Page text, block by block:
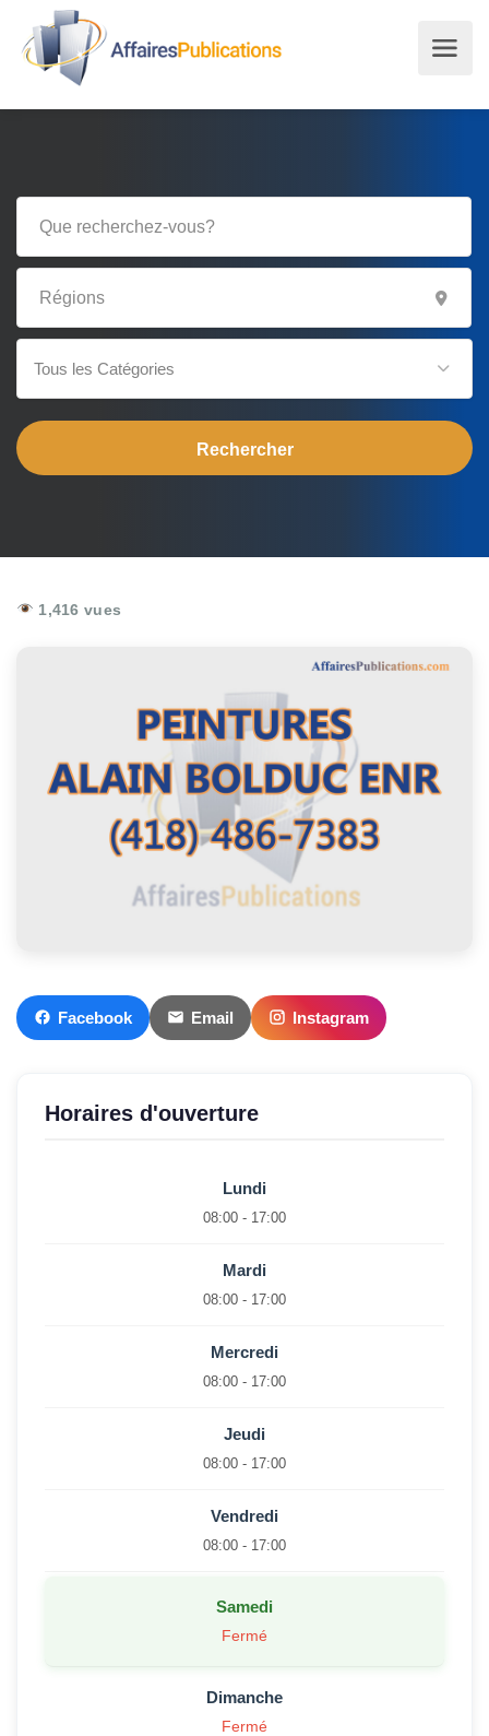
Tous les Catégories
1,416 vues
Facebook Email Instagram
Horaires d'ouverture
Lundi
08:00 - 17:00
Mardi
08:00 - 17:00
Mercredi
08:00 - 17:00
Jeudi
08:00 - 17:00
Vendredi
08:00 - 17:00
Samedi
Fermé
Dimanche
Fermé